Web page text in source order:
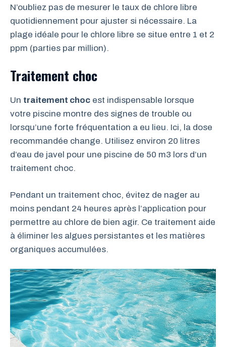
N’oubliez pas de mesurer le taux de chlore libre
quotidiennement pour ajuster si nécessaire. La
plage idéale pour le chlore libre se situe entre 1 et 2
ppm (parties par million).
Traitement choc
Un traitement choc est indispensable lorsque
votre piscine montre des signes de trouble ou
lorsqu’une forte fréquentation a eu lieu. Ici, la dose
recommandée change. Utilisez environ 20 litres
d’eau de javel pour une piscine de 50 m3 lors d’un
traitement choc.
Pendant un traitement choc, évitez de nager au
moins pendant 24 heures après l’application pour
permettre au chlore de bien agir. Ce traitement aide
à éliminer les algues persistantes et les matières
organiques accumulées.